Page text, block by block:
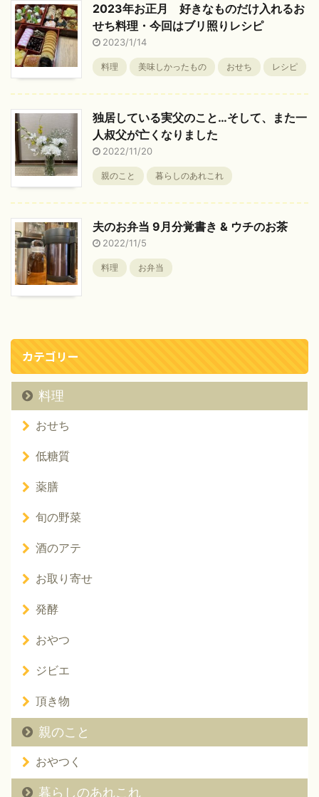
2023年お正月 好きなものだけ入れるお
せち料理・今回はブリ照りレシピ
2023/1/14
料理 美味しかったもの おせち レシピ
独居している実父のこと…そして、また一
人叔父が亡くなりました
2022/11/20
親のこと 暮らしのあれこれ
夫のお弁当 9月分覚書き & ウチのお茶
2022/11/5
料理 お弁当
カテゴリー
料理
おせち
低糖質
薬膳
旬の野菜
酒のアテ
お取り寄せ
発酵
おやつ
ジビエ
頂き物
親のこと
おやつく
暮らしのあれこれ